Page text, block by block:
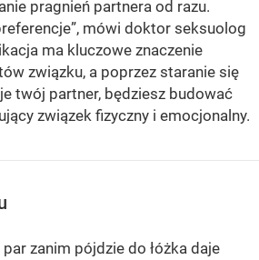
pragnień partnera od razu.
mówi doktor seksuolog
ma kluczowe znaczenie
związku, a poprzez staranie się
twój partner, będziesz budować
związek fizyczny i emocjonalny.
zanim pójdzie do łóżka daje